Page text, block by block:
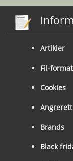
Artikler
Fil-
Cookies
Angrerett
Brands
Black